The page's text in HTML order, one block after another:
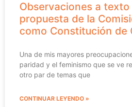
Observaciones a texto
propuesta de la
como Constitución de
Una de mis mayores
paridad y el feminismo que se ve
otro par de temas que
CONTINUAR LEYENDO »